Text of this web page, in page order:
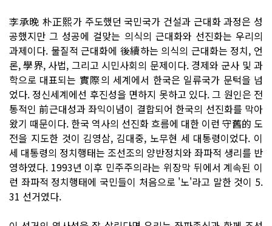
李承晩 朴正熙가 주도했던 국민국가 건설과 근대화 과정은 성
공했지만 그 성공에 걸맞는 의식의 근대화와 선진화는 우리의
과제이다. 물질적 근대화에 後續하는 의식의 근대화는 정치, 언
론, 學界, 사법, 그리고 시민사회의 문제이다. 경제와 군사 및 과
학으로 대표되는 實際의 세계에서 한국은 일류국가 문턱을 넘
었다. 정신세계에선 후진성을 면하지 못하고 있다. 그 원인은 전
통적인 前근대성과 좌익이념이 결합되어 한국의 선진화를 막아
왔기 때문이다. 한국 역사의 선진화 흐름에 대한 이런 守舊的 도
전을 지도한 것이 김영삼, 김대중, 노무현 세 대통령이었다. 이
세 대통령의 정치행태는 조선조의 양반정치와 좌파적 생리를 반
영하였다. 1993년 이후 민주주의라는 위장막 뒤에서 계속된 이
런 좌파적 정치행태에 국민들이 처음으로 '노'라고 말한 것이 5.
31 선거였다.